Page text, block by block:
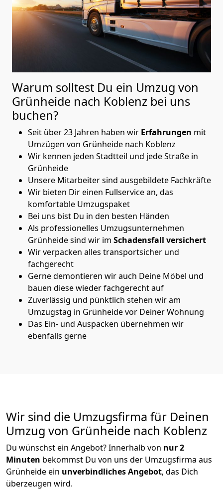
Warum solltest Du ein Umzug von
Grünheide nach Koblenz bei uns
buchen?
Seit über 23 Jahren haben wir Erfahrungen mit
Umzügen von Grünheide nach Koblenz
Wir kennen jeden Stadtteil und jede Straße in
Grünheide
Unsere Mitarbeiter sind ausgebildete Fachkräfte
Wir bieten Dir einen Fullservice an, das
komfortable Umzugspaket
Bei uns bist Du in den besten Händen
Als professionelles Umzugsunternehmen
Grünheide sind wir im Schadensfall versichert
Wir verpacken alles transportsicher und
fachgerecht
Gerne demontieren wir auch Deine Möbel und
bauen diese wieder fachgerecht auf
Zuverlässig und pünktlich stehen wir am
Umzugstag in Grünheide vor Deiner Wohnung
Das Ein- und Auspacken übernehmen wir
ebenfalls gerne
Wir sind die Umzugsfirma für Deinen
Umzug von Grünheide nach Koblenz
Du wünschst ein Angebot? Innerhalb von nur 2
Minuten bekommst Du von uns der Umzugsfirma aus
Grünheide ein unverbindliches Angebot, das Dich
überzeugen wird.